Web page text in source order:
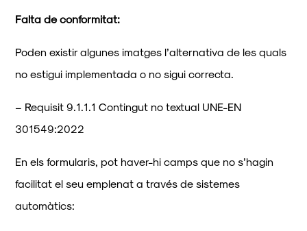
Falta de conformitat:
Poden existir algunes imatges l’alternativa de les quals
no estigui implementada o no sigui correcta.
– Requisit 9.1.1.1 Contingut no textual UNE-EN
301549:2022
En els formularis, pot haver-hi camps que no s’hagin
facilitat el seu emplenat a través de sistemes
automàtics: